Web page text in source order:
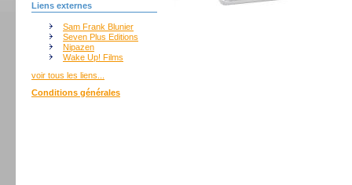
Liens externes
Sam Frank Blunier
Seven Plus Editions
Nipazen
Wake Up! Films
voir tous les liens...
Conditions générales